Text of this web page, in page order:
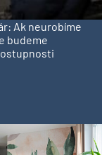
Ak neurobíme
budeme